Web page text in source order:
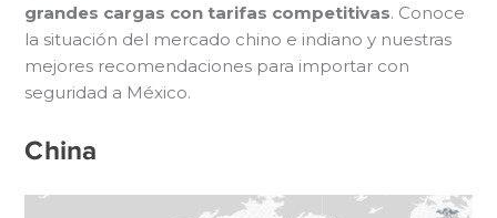
grandes cargas con tarifas competitivas. Conoce
la situación del mercado chino e indiano y nuestras
mejores recomendaciones para importar con
seguridad a México.
China